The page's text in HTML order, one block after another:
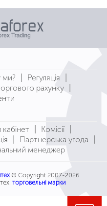
ми? Регуляція
рахунку
Комісії
Партнерська угода
менеджер
© Copyright 2007-2026
торговельні марки